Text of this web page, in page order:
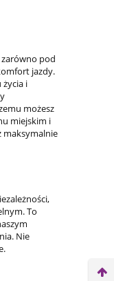
pod
jazdy.
i
możesz
miejskim i
maksymalnie
To
Nie